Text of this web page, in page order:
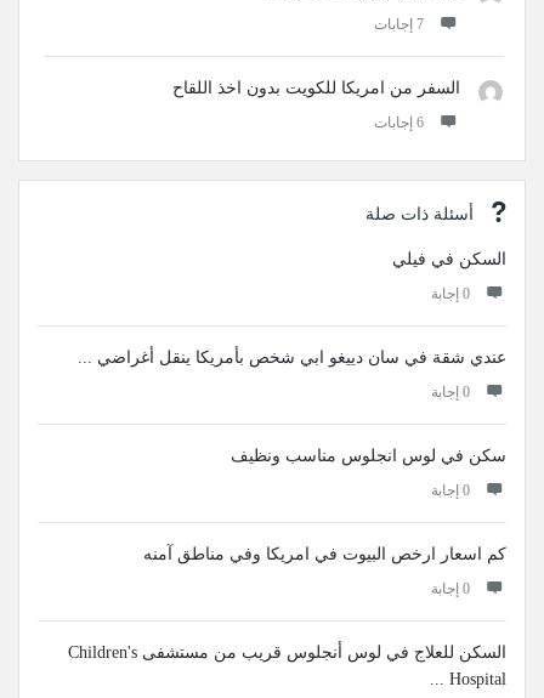
‫7 إجابات
السفر من امريكا للكويت بدون اخذ اللقاح
‫6 إجابات
أسئلة ذات صلة
السكن في فيلي
‫0 إجابة
عندي ‏شقة في ‏سان دييغو ابي ‏شخص بأمريكا ينقل أغراضي ...
‫0 إجابة
سكن في لوس انجلوس مناسب ونظيف
‫0 إجابة
كم اسعار ارخص البيوت في امريكا وفي مناطق آمنه
‫0 إجابة
السكن للعلاج في لوس أنجلوس قريب من مستشفى Children's
Hospital ...